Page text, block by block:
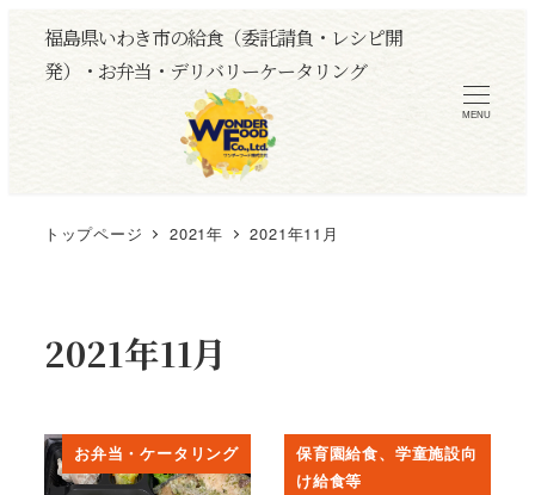
福島県いわき市の給食（委託請負・レシピ開
発）・お弁当・デリバリーケータリング
MENU
トップページ 2021年 2021年11月
2021年11月
お弁当・ケータリング
保育園給食、学童施設向
け給食等